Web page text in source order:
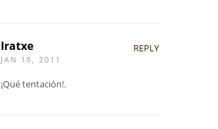
Iratxe
JAN 18, 2011
REPLY
¡Qué tentación!.